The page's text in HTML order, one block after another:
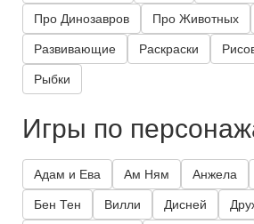
Про Динозавров Про Животных
Развивающие Раскраски
Рыбки
Игры по
Адам и Ева Ам Ням Анжела
Бен Тен Вилли Дисней